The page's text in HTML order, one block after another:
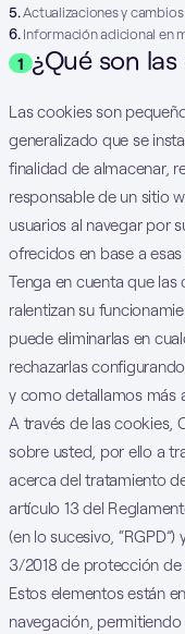
5.Actualizaciones y
6. Información adicional en
1 ¿Qué son
Las cookies son
generalizado que se
finalidad de almacenar,
responsable de un sitio
usuarios al navegar por
ofrecidos en base a
Tenga en cuenta que
ralentizan su
puede eliminarlas en
rechazarlas
y como detallamos más
A través de las cookies,
sobre usted, por ello a
acerca del tratamiento
artículo 13 del
(en lo sucesivo,
3/2018 de protección
Estos elementos están
navegación,